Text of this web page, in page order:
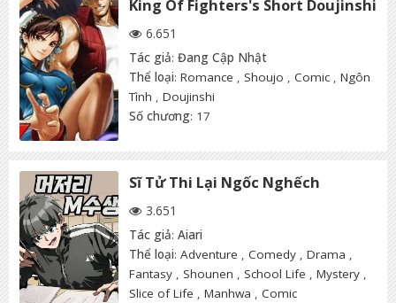
King Of Fighters's Short Doujinshi
6.651
Tác giả: Đang Cập Nhật
Thể loại: Romance , Shoujo , Comic , Ngôn
Tình , Doujinshi
Số chương: 17
Sĩ Tử Thi Lại Ngốc Nghếch
3.651
Tác giả: Aiari
Thể loại: Adventure , Comedy , Drama ,
Fantasy , Shounen , School Life , Mystery ,
Slice of Life , Manhwa , Comic